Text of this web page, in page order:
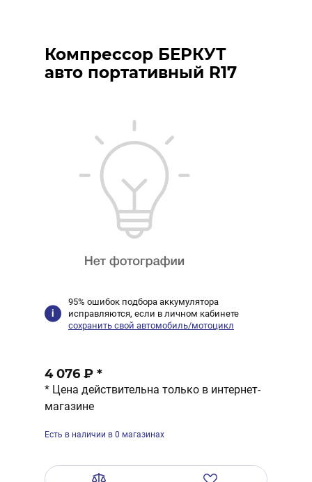
Компрессор БЕРКУТ
авто портативный R17
95% ошибок подбора аккумулятора
исправляются, если в личном кабинете
сохранить свой автомобиль/мотоцикл
4 076 ₽ *
* Цена действительна только в интернет-
магазине
Есть в наличии в 0 магазинах